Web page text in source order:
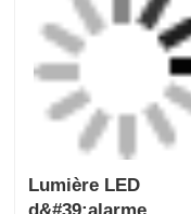
l'aviation résistant
aux explosions
envoyer une
demande